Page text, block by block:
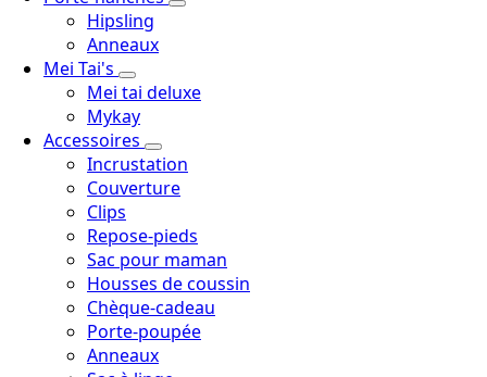
Hipsling
Anneaux
Mei Tai's
Mei tai deluxe
Mykay
Accessoires
Incrustation
Couverture
Clips
Repose-pieds
Sac pour maman
Housses de coussin
Chèque-cadeau
Porte-poupée
Anneaux